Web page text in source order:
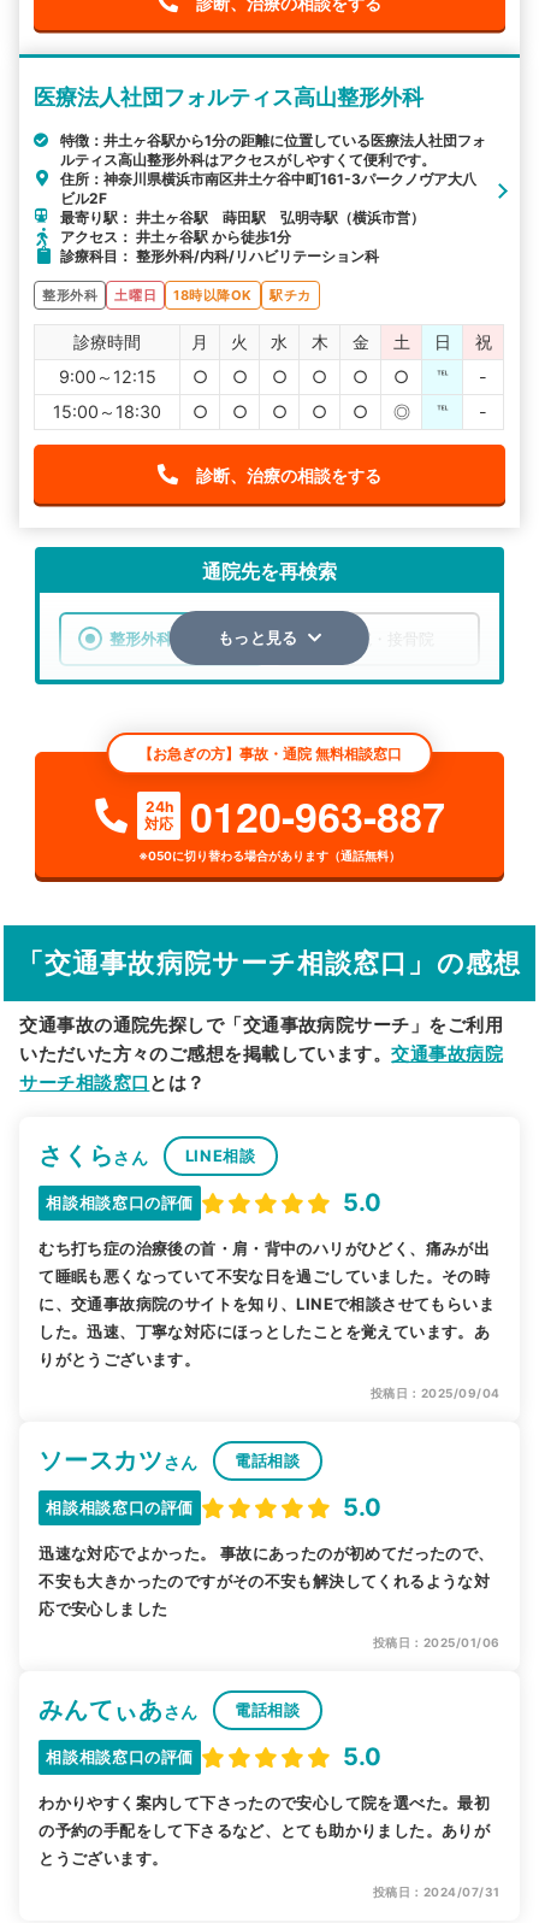
医療法人社団フォルティス高山整形外科
特徴：井土ヶ谷駅から1分の距離に位置している医療法人社団フォ
ルティス高山整形外科はアクセスがしやすくて便利です。
住所：神奈川県横浜市南区井土ケ谷中町161-3パークノヴア大八
ビル2F
最寄り駅： 井土ヶ谷駅 蒔田駅 弘明寺駅（横浜市営）
アクセス： 井土ヶ谷駅 から徒歩1分
診療科目： 整形外科/内科/リハビリテーション科
整形外科 土曜日 18時以降OK 駅チカ
診療時間 月 火 水 木 金 土 日
祝
9:00～12:15
○ ○ ○ ○ ○ ○ ℡
-
15:00～18:30
○ ○ ○ ○ ○ ◎ ℡ -
診断、治療の相談をする
通院先を再検索
整形外科 整骨院・接骨院
検索する
詳細条件で絞り込む
その他の検索方法
駅から探す 院名から探す
もっと見る
【お急ぎの方】事故・通院 無料相談窓口
24h
対応
0120-963-887
※050に切り替わる場合があります（通話無料）
「交通事故病院サーチ相談窓口」の感想
交通事故の通院先探しで「交通事故病院サーチ」をご利用
いただいた方々のご感想を掲載しています。交通事故病院
サーチ相談窓口 とは？
さくらさん LINE相談
相談相談窓口の評価 5.0
むち打ち症の治療後の首・肩・背中のハリがひどく、痛みが出
て睡眠も悪くなっていて不安な日を過ごしていました。その時
に、交通事故病院のサイトを知り、LINEで相談させてもらいま
した。迅速、丁寧な対応にほっとしたことを覚えています。あ
りがとうございます。
投稿日：2025/09/04
ソースカツさん 電話相談
相談相談窓口の評価 5.0
迅速な対応でよかった。 事故にあったのが初めてだったので、
不安も大きかったのですがその不安も解決してくれるような対
応で安心しました
投稿日：2025/01/06
みんてぃあさん 電話相談
相談相談窓口の評価 5.0
わかりやすく案内して下さったので安心して院を選べた。最初
の予約の手配をして下さるなど、とても助かりました。ありが
とうございます。
投稿日：2024/07/31